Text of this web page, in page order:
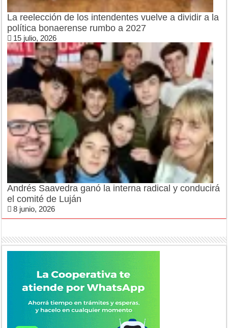
La reelección de los intendentes vuelve a dividir a la
política bonaerense rumbo a 2027
15 julio, 2026
Andrés Saavedra ganó la interna radical y conducirá
el comité de Luján
8 junio, 2026